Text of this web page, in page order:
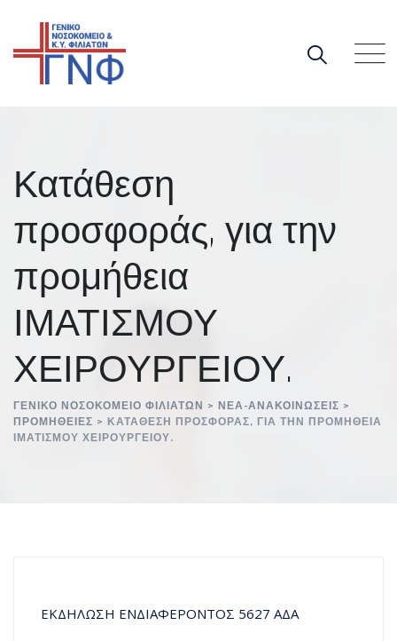
content
Κατάθεση
προσφοράς, για την
προμήθεια
ΙΜΑΤΙΣΜΟΥ
ΧΕΙΡΟΥΡΓΕΙΟΥ.
ΓΕΝΙΚΌ ΝΟΣΟΚΟΜΕΊΟ ΦΙΛΙΑΤΏΝ > ΝΈΑ-ΑΝΑΚΟΙΝΏΣΕΙΣ >
ΠΡΟΜΉΘΕΙΕΣ > ΚΑΤΆΘΕΣΗ ΠΡΟΣΦΟΡΆΣ, ΓΙΑ ΤΗΝ ΠΡΟΜΉΘΕΙΑ
ΙΜΑΤΙΣΜΟΥ ΧΕΙΡΟΥΡΓΕΙΟΥ.
ΕΚΔΗΛΩΣΗ ΕΝΔΙΑΦΕΡΟΝΤΟΣ 5627 ΑΔΑ